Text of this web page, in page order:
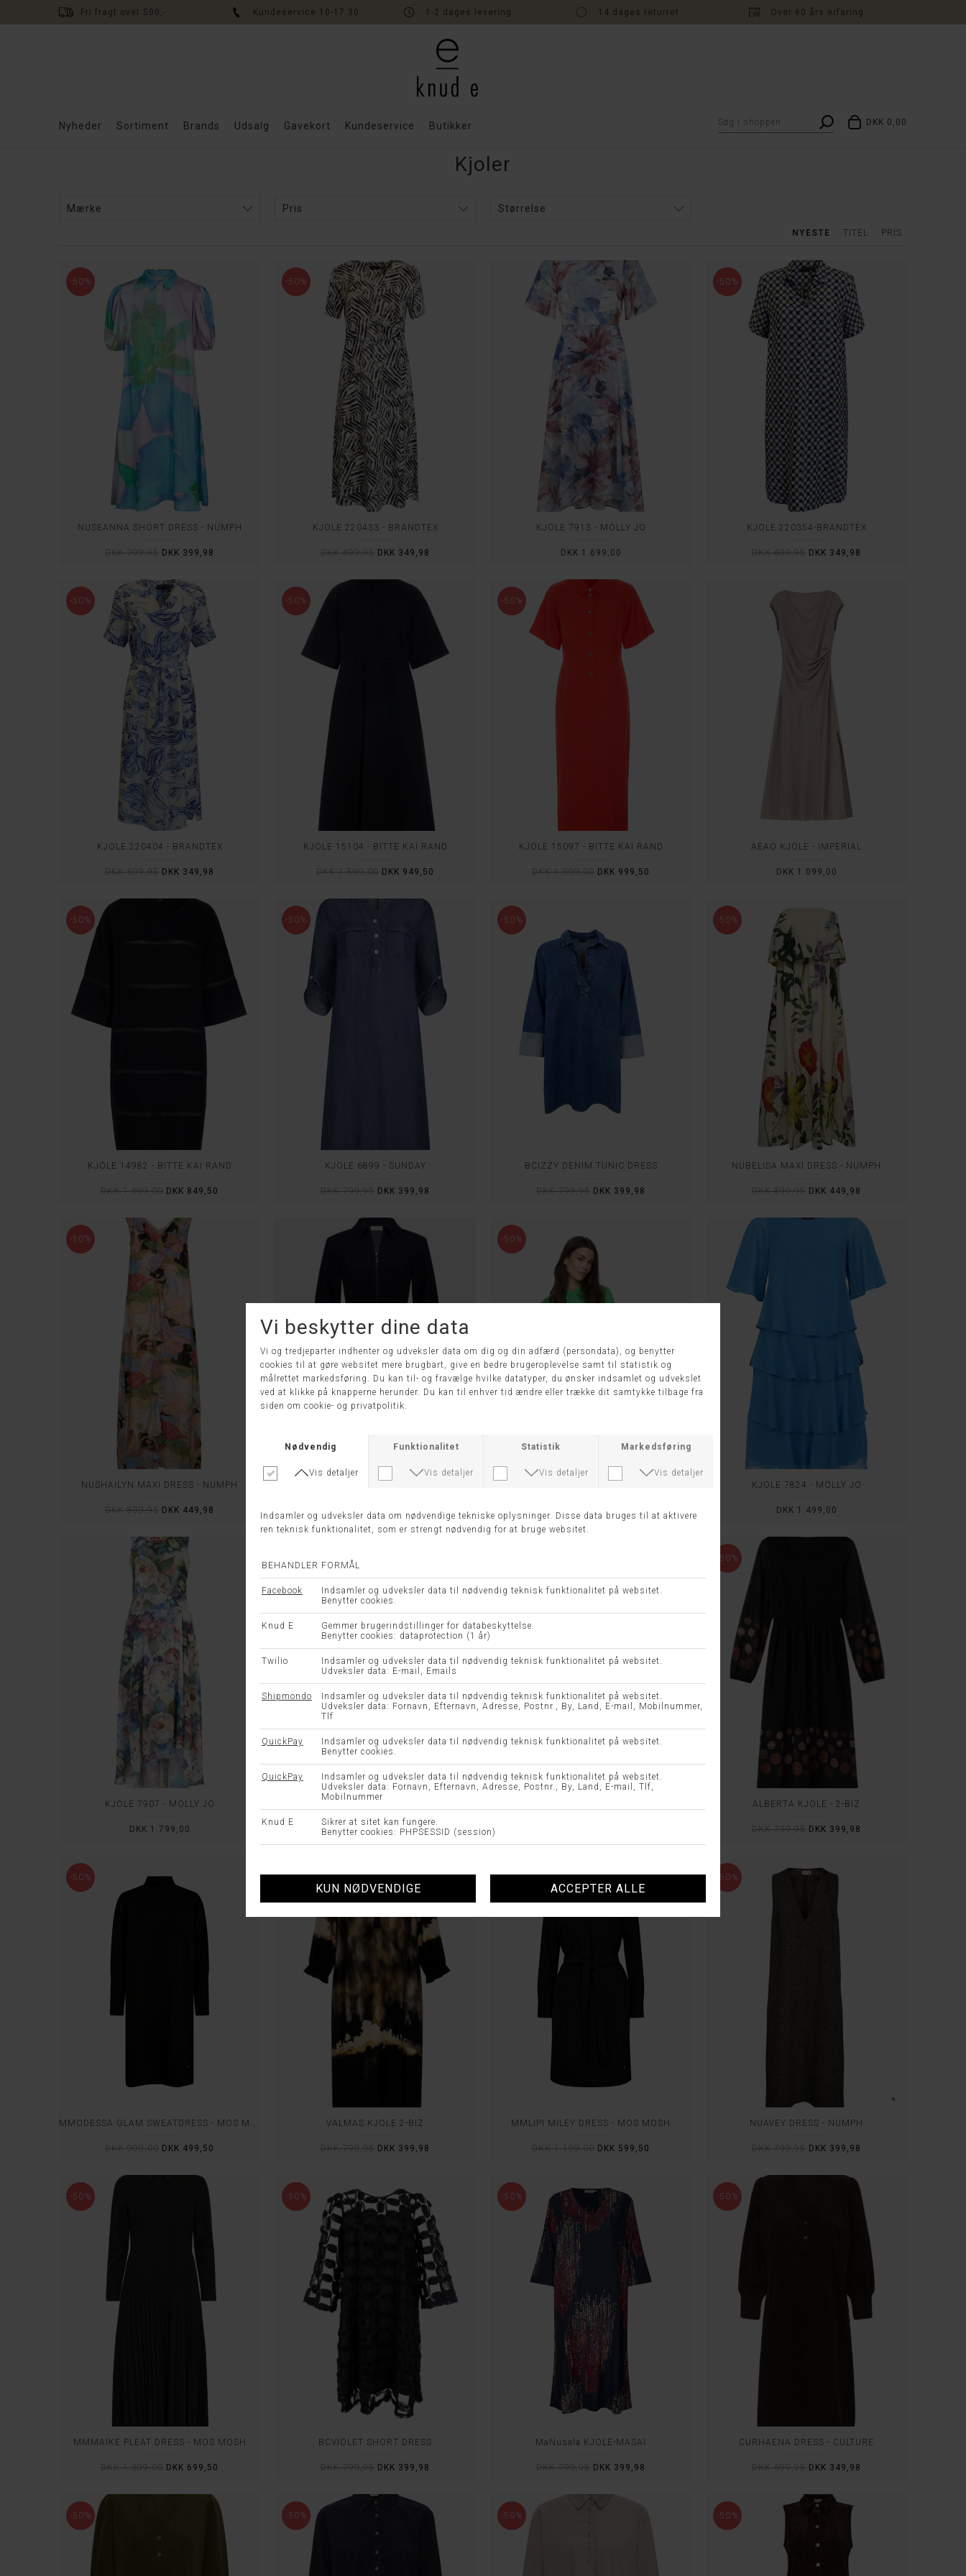
Fri fragt over 500,- Kundeservice 10-17.30 1-2 dages levering 14 dages returret Over 60 års erfaring
Nyheder Sortiment Brands Udsalg Gavekort Kundeservice Butikker DKK 0,00
Kjoler
Mærke
Pris Størrelse
NYESTE TITEL PRIS
-50%
NUSEANNA SHORT DRESS - NÜMPH
DKK 799,95 DKK 399,98
-50%
KJOLE 220433 - BRANDTEX
DKK 699,95 DKK 349,98
KJOLE 7913 - MOLLY JO
DKK 1.699,00
-50%
KJOLE 220354-BRANDTEX
DKK 699,95 DKK 349,98
-50%
KJOLE 220404 - BRANDTEX
DKK 699,95 DKK 349,98
-50%
KJOLE 15104 - BITTE KAI RAND
DKK 1.899,00 DKK 949,50
-50%
KJOLE 15097 - BITTE KAI RAND
DKK 1.999,00 DKK 999,50
AEAO KJOLE - IMPERIAL
DKK 1.099,00
-50%
KJOLE 14982 - BITTE KAI RAND
DKK 1.699,00 DKK 849,50
-50%
KJOLE 6899 - SUNDAY
DKK 799,95 DKK 399,98
-50%
BCIZZY DENIM TUNIC DRESS
DKK 799,95 DKK 399,98
-50%
NUBELISA MAXI DRESS - NÜMPH
DKK 899,95 DKK 449,98
-50%
NUSHAILYN MAXI DRESS - NÜMPH
DKK 899,95 DKK 449,98 DKK 2.199,00
-50%
DKK 899,95 DKK 449,98
KJOLE 7824 - MOLLY JO
DKK 1.499,00
KJOLE 7907 - MOLLY JO
DKK 1.799,00 DKK 1.499,00
-50%
ALBERTA KJOLE - 2-BIZ
DKK 799,95 DKK 399,98
-50%
MMODESSA GLAM SWEATDRESS - MOS MOSH
DKK 999,00 DKK 499,50
-50%
VALMAS KJOLE 2-BIZ
DKK 799,95 DKK 399,98
-50%
MMLIPI MILEY DRESS - MOS MOSH
DKK 1.199,00 DKK 599,50
-50%
NUAVEY DRESS - NÜMPH
DKK 799,95 DKK 399,98
-50%
MMMAIKE PLEAT DRESS - MOS MOSH
DKK 1.399,00 DKK 699,50
-50%
BCVIOLET SHORT DRESS
DKK 799,95 DKK 399,98
-50%
MaNusala KJOLE-MASAI
DKK 799,95 DKK 399,98
-50%
CURHAENA DRESS - CULTURE
DKK 699,95 DKK 349,98
-50% -50% -50% -50%